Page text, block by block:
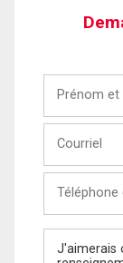
Nom
(Optionnel)
Message